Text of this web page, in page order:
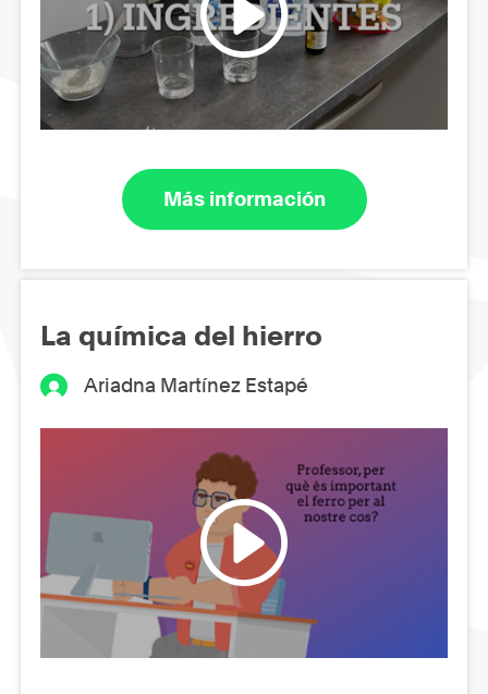
Más información
La química del hierro
Ariadna Martínez Estapé